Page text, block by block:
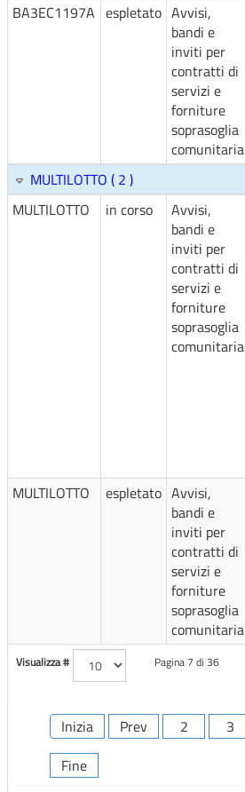
Visualizza # Pagina 7 di 36
Inizia Prev 2 3
Fine
BA3EC1197A espletato Avvisi,
bandi e
inviti per
contratti di
servizi e
forniture
soprasoglia
comunitaria
MULTILOTTO ( 2 )
MULTILOTTO
in corso
Avvisi,
bandi e
inviti per
contratti di
servizi e
forniture
soprasoglia
comunitaria
MULTILOTTO
espletato Avvisi,
bandi e
inviti per
contratti di
servizi e
forniture
soprasoglia
comunitaria